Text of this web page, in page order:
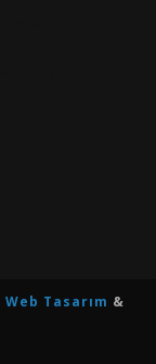
Web Tasarım &